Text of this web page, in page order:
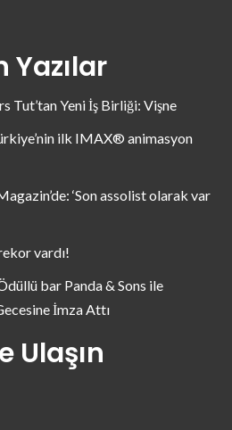
Yazılar
Tut’tan Yeni İş Birliği: Vişne
ilk IMAX® animasyon
‘Son assolist olarak var
vardı!
bar Panda & Sons ile
İmza Attı
Ulaşın